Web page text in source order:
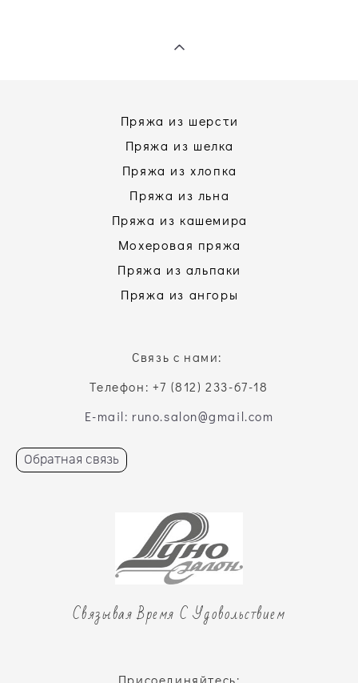
Пряжа из шерсти
Пряжа из шелка
Пряжа из хлопка
Пряжа из льна
Пряжа из кашемира
Мохеровая пряжа
Пряжа из альпаки
Пряжа из ангоры
Связь с нами:
Телефон: +7 (812) 233-67-18
E-mail: runo.salon@gmail.com
Обратная связь
Связывая Время С Удовольствием
Присоединяйтесь: